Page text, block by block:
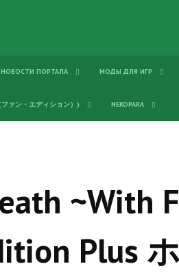
НОВОСТИ ПОРТАЛА МОДЫ ДЛЯ ИГР
ファン・エディション）) NEKOPARA
~With
Plus